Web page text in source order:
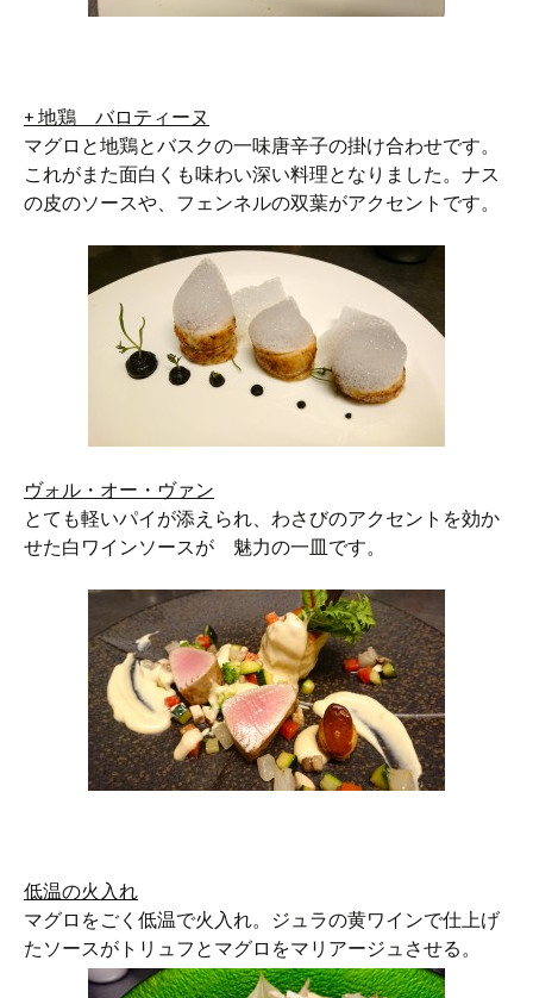
+ 地鶏 バロティーヌ
マグロと地鶏とバスクの一味唐辛子の掛け合わせです。
これがまた面白くも味わい深い料理となりました。ナス
の皮のソースや、フェンネルの双葉がアクセントです。
ヴォル・オー・ヴァン
とても軽いパイが添えられ、わさびのアクセントを効か
せた白ワインソースが 魅力の一皿です。
低温の火入れ
マグロをごく低温で火入れ。ジュラの黄ワインで仕上げ
たソースがトリュフとマグロをマリアージュさせる。